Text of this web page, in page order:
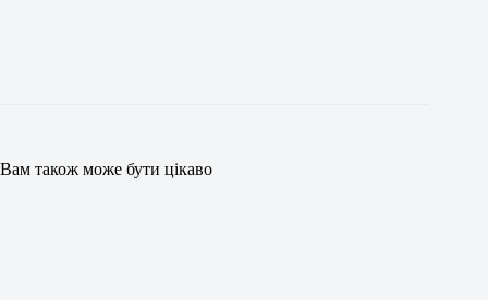
Вам також може бути цікаво